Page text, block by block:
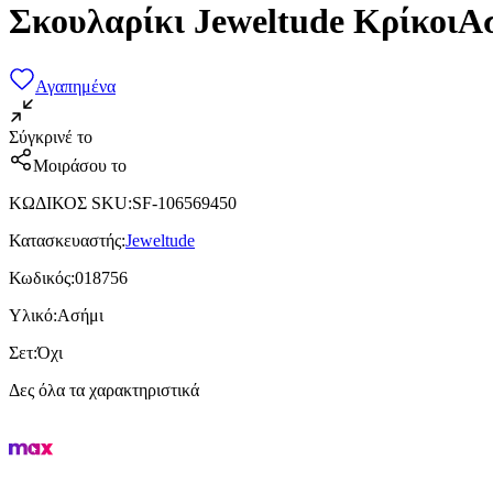
Σκουλαρίκι Jeweltude
Αγαπημένα
Σύγκρινέ το
Μοιράσου το
ΚΩΔΙΚΟΣ SKU:SF-106569450
Κατασκευαστής:Jeweltude
Κωδικός:018756
Υλικό:Ασήμι
Σετ:Όχι
Δες όλα τα χαρακτηριστικά